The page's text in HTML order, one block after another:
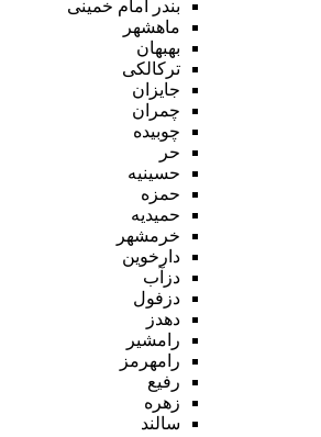
بندر امام خمینی
ماهشهر
بهبهان
ترکالکی
جایزان
چمران
چوبیده
حر
حسینیه
حمزه
حمیدیه
خرمشهر
دارخوین
دزآب
دزفول
دهدز
رامشیر
رامهرمز
رفیع
زهره
سالند